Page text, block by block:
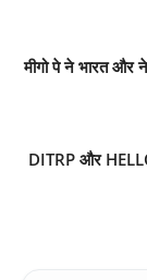
मीगो पे ने भारत और
DITRP और